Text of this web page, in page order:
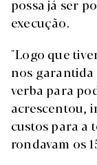
possa já ser
execução.
"Logo que
nos
verba para
acrescentou,
custos para a
rondavam os